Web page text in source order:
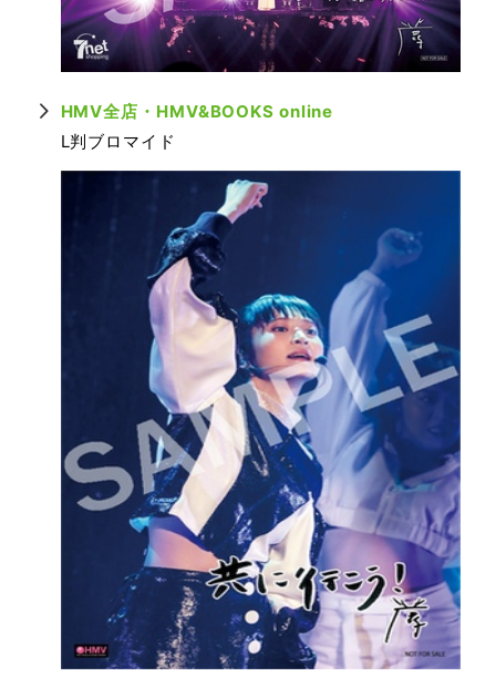
HMV全店・HMV&BOOKS online
L判ブロマイド